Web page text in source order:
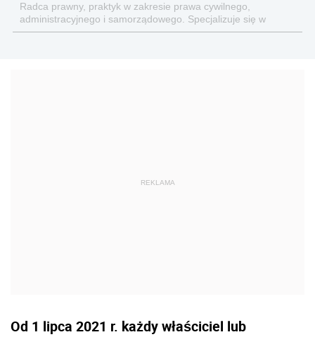
Radca prawny, praktyk w zakresie prawa cywilnego,
administracyjnego i samorządowego. Specjalizuje się w
prawie administracji publicznej, z uwzględnieniem ochrony
Od 1 lipca 2021 r. każdy właściciel lub